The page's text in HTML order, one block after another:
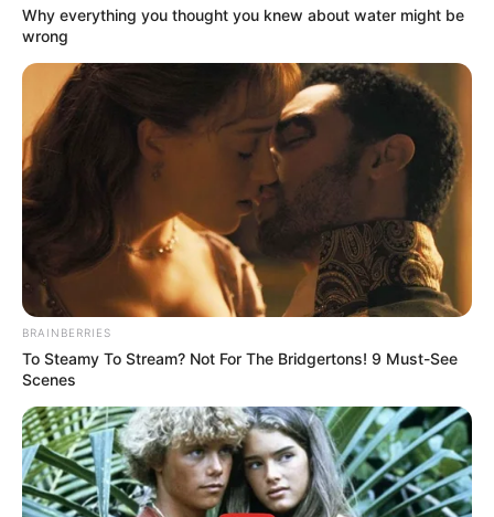
ΧΤΥΠΟΥΝ ΤΑ ΤΥΜΠΑΝΑ ΤΟΥ
ΠΟΛΕΜΟΥ. ΤΟ ΛΥΚΑΥΓΕΣ
ΕΙΝΑΙ ΕΔΩ. ΟΛΑ ΤΑ ΠΟΥΛΙΑ...
Το τέρας που ζει στις
υπόγειες στοές του Αγίου
Όρους..
Ο πόλεμος στην Ουκρανία περνάει στην
πολύ σημαντική αλλά και επικίνδυνη
δεύτερη...
Why everything you thought you knew about water might be
wrong
BRAINBERRIES
To Steamy To Stream? Not For The Bridgertons! 9 Must-See
Scenes